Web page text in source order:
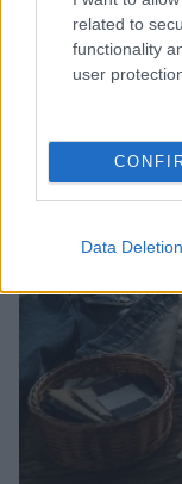
related to
functionality
user
Data Deletion
Come
GUIDE SHOPPING